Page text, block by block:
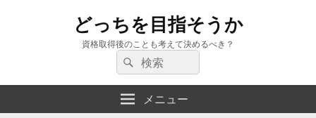
どっちを目指そうか
資格取得後のことも考えて決めるべき？
検
索:
検
索
メニュー